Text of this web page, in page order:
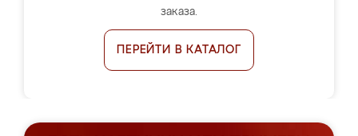
заказа.
ПЕРЕЙТИ В КАТАЛОГ